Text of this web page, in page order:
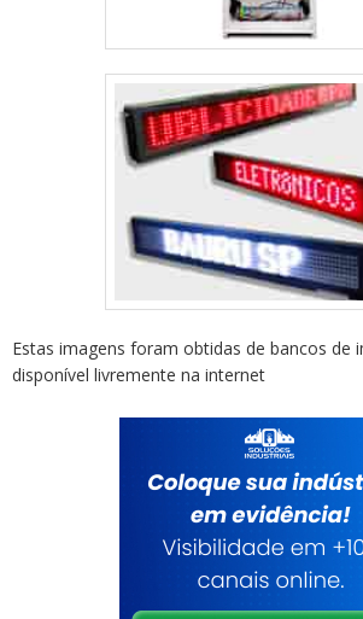
Estas imagens foram obtidas de bancos de
disponível livremente na internet